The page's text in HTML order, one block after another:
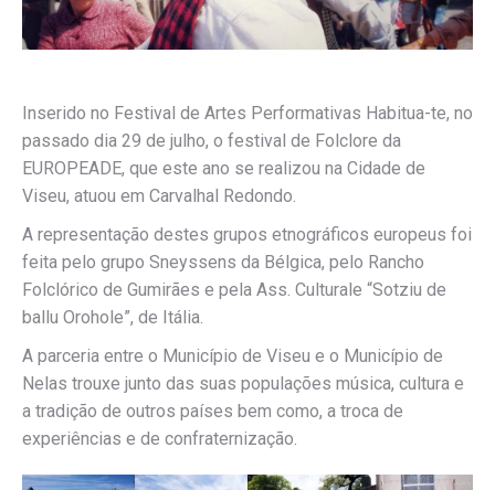
Inserido no Festival de Artes Performativas Habitua-te, no
passado dia 29 de julho, o festival de Folclore da
EUROPEADE, que este ano se realizou na Cidade de
Viseu, atuou em Carvalhal Redondo.
A representação destes grupos etnográficos europeus foi
feita pelo grupo Sneyssens da Bélgica, pelo Rancho
Folclórico de Gumirães e pela Ass. Culturale “Sotziu de
ballu Orohole”, de Itália.
A parceria entre o Município de Viseu e o Município de
Nelas trouxe junto das suas populações música, cultura e
a tradição de outros países bem como, a troca de
experiências e de confraternização.